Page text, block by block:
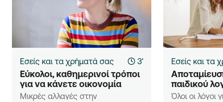
Εσείς και τα χρήματά σας 3'
Εύκολοι, καθημερινοί τρόποι
για να κάνετε οικονομία
Μικρές αλλαγές στην
Εσείς και τα
παιδικού
Όλοι οι λόγοι